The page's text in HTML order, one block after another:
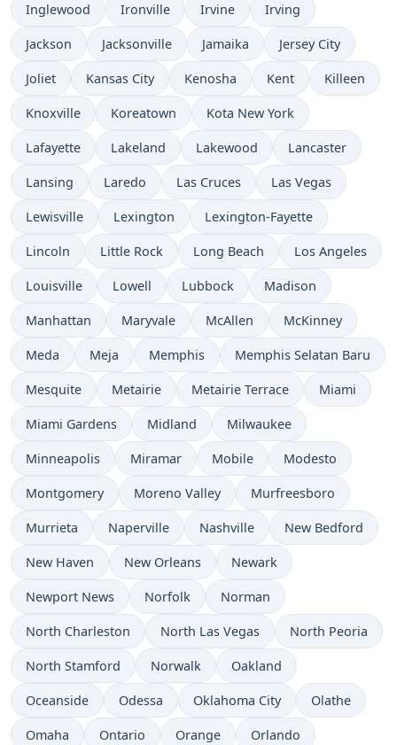
Inglewood Ironville Irvine Irving
Jackson Jacksonville Jamaika Jersey City
Joliet Kansas City Kenosha Kent Killeen
Knoxville Koreatown Kota New York
Lafayette Lakeland Lakewood Lancaster
Lansing Laredo Las Cruces Las Vegas
Lewisville Lexington Lexington-Fayette
Lincoln Little Rock Long Beach Los Angeles
Louisville Lowell Lubbock Madison
Manhattan Maryvale McAllen McKinney
Meda Meja Memphis Memphis Selatan Baru
Mesquite Metairie Metairie Terrace Miami
Miami Gardens Midland Milwaukee
Minneapolis Miramar Mobile Modesto
Montgomery Moreno Valley Murfreesboro
Murrieta Naperville Nashville New Bedford
New Haven New Orleans Newark
Newport News Norfolk Norman
North Charleston North Las Vegas North Peoria
North Stamford Norwalk Oakland
Oceanside Odessa Oklahoma City Olathe
Omaha Ontario Orange Orlando